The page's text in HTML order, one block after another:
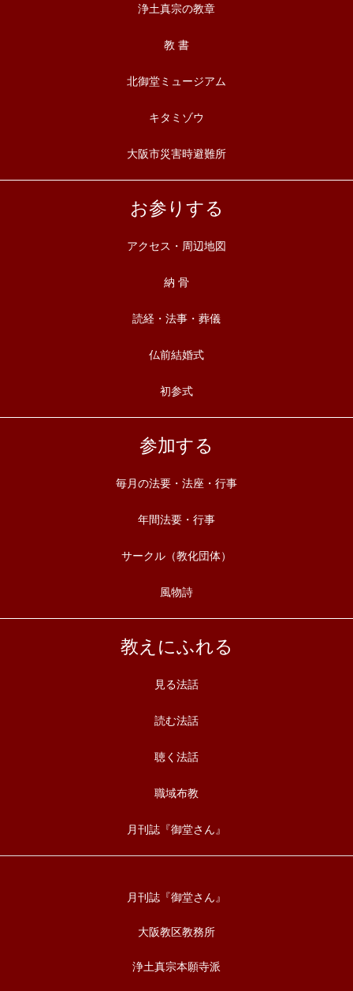
浄土真宗の教章
教 書
北御堂ミュージアム
キタミゾウ
大阪市災害時避難所
お参りする
アクセス・周辺地図
納 骨
読経・法事・葬儀
仏前結婚式
初参式
参加する
毎月の法要・法座・行事
年間法要・行事
サークル（教化団体）
風物詩
教えにふれる
見る法話
読む法話
聴く法話
職域布教
月刊誌『御堂さん』
月刊誌『御堂さん』
大阪教区教務所
浄土真宗本願寺派